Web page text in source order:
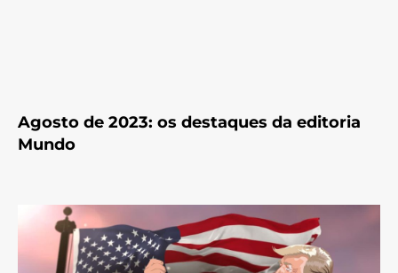
Agosto de 2023: os destaques da editoria
Mundo